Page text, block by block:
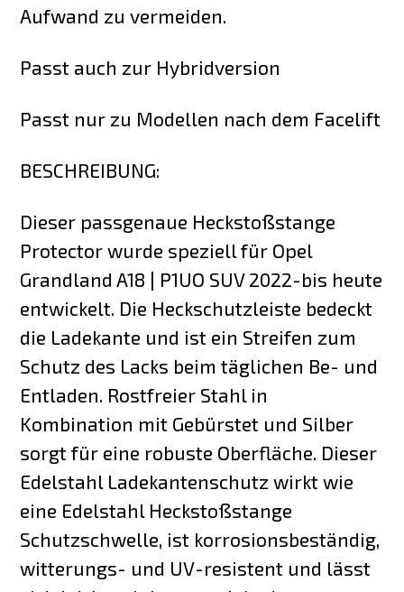
Aufwand zu vermeiden.
Passt auch zur Hybridversion
Passt nur zu Modellen nach dem Facelift
BESCHREIBUNG:
Dieser passgenaue Heckstoßstange
Protector wurde speziell für Opel
Grandland A18 | P1UO SUV 2022-bis heute
entwickelt. Die Heckschutzleiste bedeckt
die Ladekante und ist ein Streifen zum
Schutz des Lacks beim täglichen Be- und
Entladen. Rostfreier Stahl in
Kombination mit Gebürstet und Silber
sorgt für eine robuste Oberfläche. Dieser
Edelstahl Ladekantenschutz wirkt wie
eine Edelstahl Heckstoßstange
Schutzschwelle, ist korrosionsbeständig,
witterungs- und UV-resistent und lässt